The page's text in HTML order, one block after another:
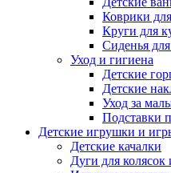
Коврики
Круги для
Сиденья
Уход и гигиена
Детские
Детские
Уход за
Подставки
Детские игрушки и
Детские качалки
Дуги для колясок